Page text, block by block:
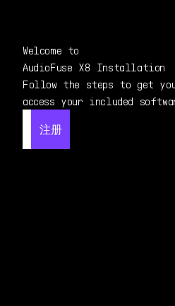
Welcome to
AudioFuse X8 Installation
Follow the steps to get
access your included
注册
注册